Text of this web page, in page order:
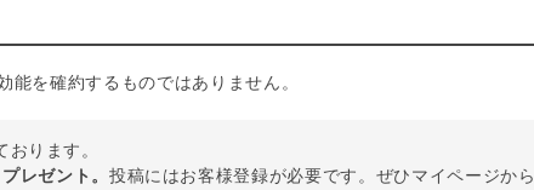
を確約するものではありません。
ります。
レゼント。 投稿にはお客様登録が必要です。ぜひマイページか